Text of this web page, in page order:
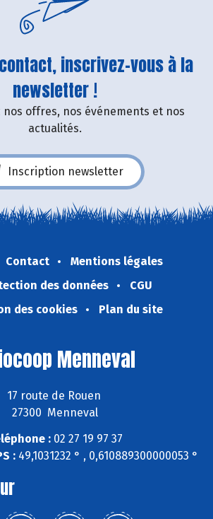
inscrivez-vous à la
newsletter !
nos offres, nos événements et nos
actualités.
Inscription newsletter
Contact
Mentions légales
des données
CGU
des cookies
Plan du site
Menneval
17 route de Rouen
27300 Menneval
:02 27 19 97 37
:49,1031232 ° , 0,610889300000053 °